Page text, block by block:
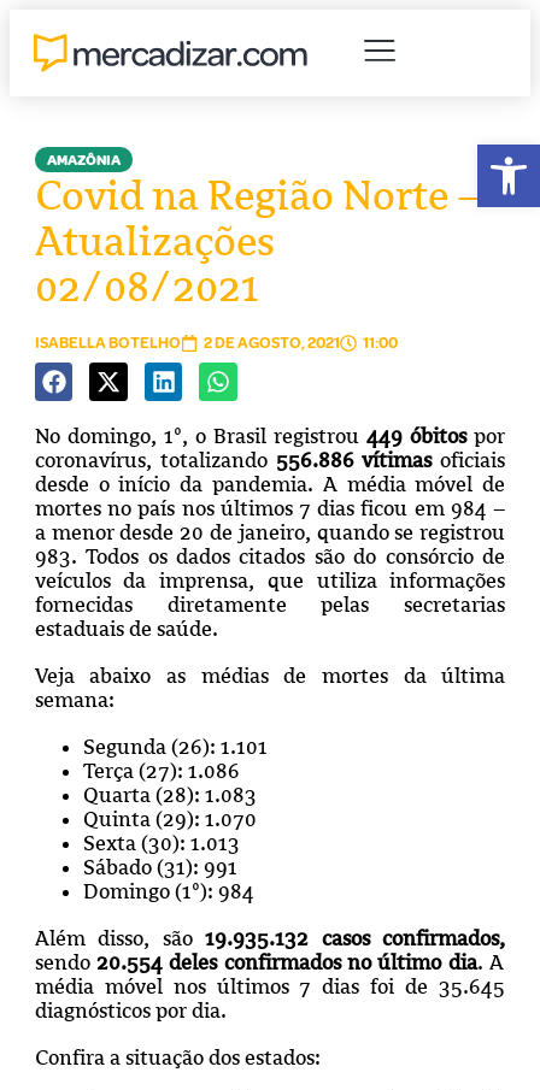
AMAZÔNIA
Covid na Região Norte –
Atualizações
02/08/2021
ISABELLA BOTELHO 2 DE AGOSTO, 2021 11:00
No domingo, 1º, o Brasil registrou 449 óbitospor
coronavírus, totalizando 556.886 vítimasoficiais
desde o início da pandemia. A média móvel de
mortes no país nos últimos 7 dias ficou em 984 –
a menor desde 20 de janeiro, quando se registrou
983. Todos os dados citados são do consórcio de
veículos da imprensa, que utiliza informações
fornecidas diretamente pelas secretarias
estaduais de saúde.
Veja abaixo as médias de mortes da última
semana:
Segunda (26): 1.101
Terça (27): 1.086
Quarta (28): 1.083
Quinta (29): 1.070
Sexta (30): 1.013
Sábado (31): 991
Domingo (1º): 984
Além disso, são19.935.132 casos confirmados,
sendo20.554 deles confirmados no último dia. A
média móvel nos últimos 7 dias foi de 35.645
diagnósticos por dia.
Confira a situação dos estados: